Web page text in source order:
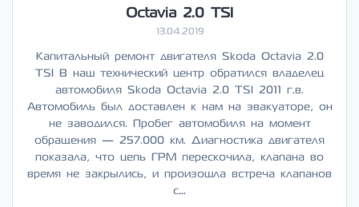
Octavia 2.0 TSI
13.04.2019
Капитальный ремонт двигателя Skoda Octavia 2.0
TSI В наш технический центр обратился владелец
автомобиля Skoda Octavia 2.0 TSI 2011 г.в.
Автомобиль был доставлен к нам на эвакуаторе, он
не заводился. Пробег автомобиля на момент
обращения — 257.000 км. Диагностика двигателя
показала, что цепь ГРМ перескочила, клапана во
время не закрылись, и произошла встреча клапанов
с…